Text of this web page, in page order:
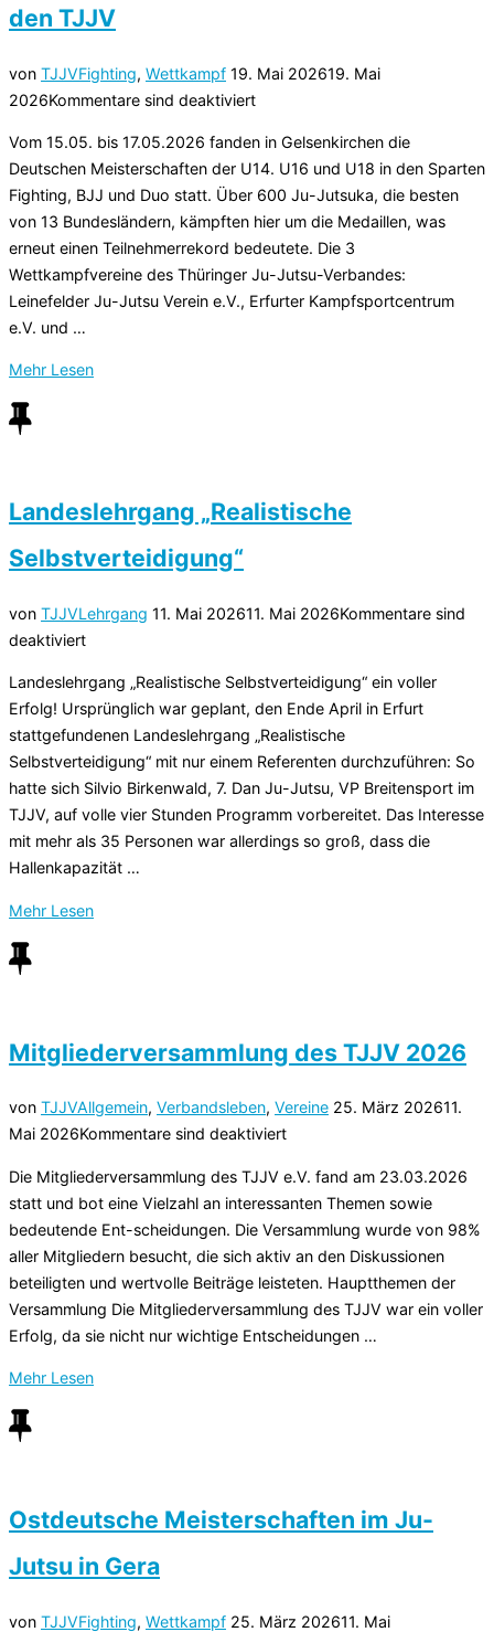
starke
der
Thüringer
Jutsuka“
den TJJV
von TJJVFighting, WettkampfVeröffentlicht
am
19. Mai 202619. Mai
2026Kommentare sind deaktiviert
Vom 15.05. bis 17.05.2026 fanden in Gelsenkirchen die
Deutschen Meisterschaften der U14. U16 und U18 in den Sparten
Fighting, BJJ und Duo statt. Über 600 Ju-Jutsuka, die besten
von 13 Bundesländern, kämpften hier um die Medaillen, was
erneut einen Teilnehmerrekord bedeutete. Die 3
Wettkampfvereine des Thüringer Ju-Jutsu-Verbandes:
Leinefelder Ju-Jutsu Verein e.V., Erfurter Kampfsportcentrum
e.V. und …
Mehr über
Deutschen
Meisterschaften
in
für
den
Lesen
Landeslehrgang „Realistische
Selbstverteidigung“
von TJJVLehrgang Veröffentlicht
11. Mai 202611. Mai 2026Kommentare sind
deaktiviert
Landeslehrgang „Realistische Selbstverteidigung“ ein voller
Erfolg! Ursprünglich war geplant, den Ende April in Erfurt
stattgefundenen Landeslehrgang „Realistische
Selbstverteidigung“ mit nur einem Referenten durchzuführen: So
hatte sich Silvio Birkenwald, 7. Dan Ju-Jutsu, VP Breitensport im
TJJV, auf volle vier Stunden Programm vorbereitet. Das Interesse
mit mehr als 35 Personen war allerdings so groß, dass die
Hallenkapazität …
Mehr über
Lesen
Mitgliederversammlung des TJJV 2026
von TJJVAllgemein, Verbandsleben, VereineVeröffentlicht
25. März 202611.
Mai 2026Kommentare sind deaktiviert
Die Mitgliederversammlung des TJJV e.V. fand am 23.03.2026
statt und bot eine Vielzahl an interessanten Themen sowie
bedeutende Ent-scheidungen. Die Versammlung wurde von 98%
aller Mitgliedern besucht, die sich aktiv an den Diskussionen
beteiligten und wertvolle Beiträge leisteten. Hauptthemen der
Versammlung Die Mitgliederversammlung des TJJV war ein voller
Erfolg, da sie nicht nur wichtige Entscheidungen …
Mehr über
Lesen
Ostdeutsche Meisterschaften im Ju-
Jutsu in Gera
von TJJVFighting, WettkampfVeröffentlicht
25. März 202611. Mai